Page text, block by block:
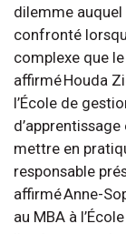
dilemme
confronté
complexe que
affirmé Houda
l’École de
mettre en
responsable
affirmé Anne-
au MBA à